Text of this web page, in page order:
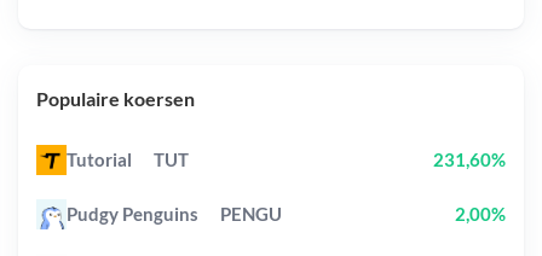
Populaire koersen
Tutorial TUT 231,60%
Pudgy Penguins PENGU 2,00%